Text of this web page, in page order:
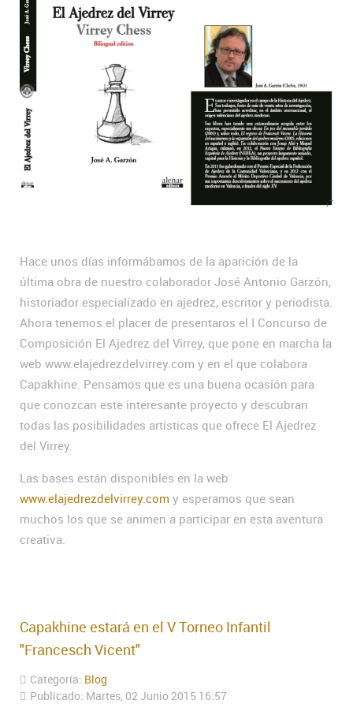
Hace unos días informábamos de la aparición de la
última obra de nuestro colaborador José Antonio Garzón,
historiador especializado en ajedrez, escritor y periodista.
Ahora tenemos el placer de presentaros el I Concurso de
Composición El Ajedrez del Virrey, que pone en marcha la
web www.elajedrezdelvirrey.com y en el que colabora
Capakhine. Pensamos que es una buena ocasión para
que conozcan este interesante proyecto y descubran
todas las posibilidades artísticas que ofrece El Ajedrez
del Virrey.
Las bases están disponibles en la web
www.elajedrezdelvirrey.com y esperamos que sean
muchos los que se animen a participar en esta aventura
creativa.
Capakhine estará en el V Torneo Infantil
"Francesch Vicent"
Categoría: Blog
Publicado: Martes, 02 Junio 2015 16:57